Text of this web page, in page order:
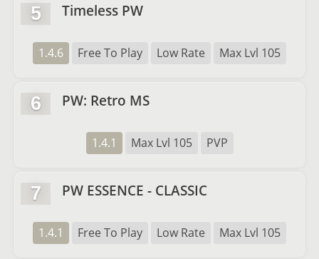
5 Timeless PW
1.4.6 Free To Play Low Rate Max Lvl 105
6 PW: Retro MS
1.4.1 Max Lvl 105 PVP
7 PW ESSENCE - CLASSIC
1.4.1 Free To Play Low Rate Max Lvl 105